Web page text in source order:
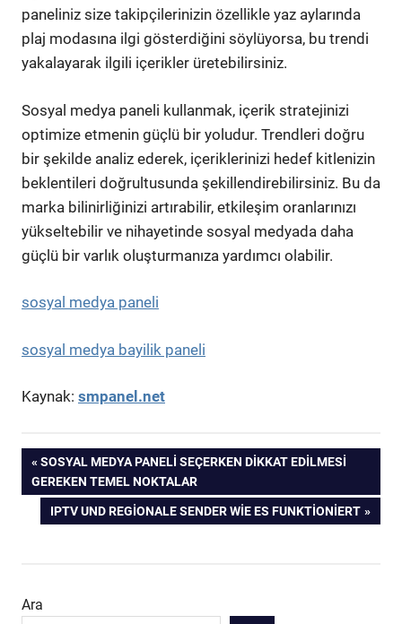
paneliniz size takipçilerinizin özellikle yaz aylarında
plaj modasına ilgi gösterdiğini söylüyorsa, bu trendi
yakalayarak ilgili içerikler üretebilirsiniz.
Sosyal medya paneli kullanmak, içerik stratejinizi
optimize etmenin güçlü bir yoludur. Trendleri doğru
bir şekilde analiz ederek, içeriklerinizi hedef kitlenizin
beklentileri doğrultusunda şekillendirebilirsiniz. Bu da
marka bilinirliğinizi artırabilir, etkileşim oranlarınızı
yükseltebilir ve nihayetinde sosyal medyada daha
güçlü bir varlık oluşturmanıza yardımcı olabilir.
sosyal medya paneli
sosyal medya bayilik paneli
Kaynak: smpanel.net
Yazı
gezinmesi
PREVIOUS
POST:
SOSYAL MEDYA PANELI SEÇERKEN DIKKAT EDILMESI
GEREKEN TEMEL NOKTALAR
NEXT
IPTV UND REGIONALE SENDER WIE ES FUNKTIONIERT
Ara